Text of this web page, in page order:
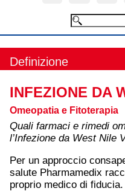
Definizione
INFEZIONE DA
Omeopatia e Fitoterapia
Quali farmaci e rimedi
l’Infezione da West Nile
Per un approccio
salute Pharmamedix
proprio medico di fiducia.